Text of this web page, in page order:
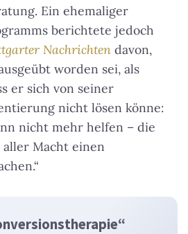
Ein ehemaliger
berichtete jedoch
Nachrichten davon,
worden sei, als
er sich von seiner
nicht lösen könne:
nicht mehr helfen – die
Macht einen